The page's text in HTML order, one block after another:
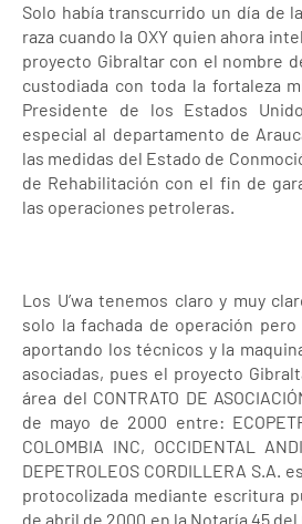
Solo había transcurrido un día de
raza cuando la OXY quien ahora
proyecto Gibraltar con el nombre
custodiada con toda la fortaleza
Presidente de los Estados
especial al departamento de
las medidas del Estado de
de Rehabilitación con el fin de
las operaciones petroleras.
Los U’wa tenemos claro y muy
solo la fachada de operación
aportando los técnicos y la
asociadas, pues el proyecto
área del CONTRATO DE
de mayo de 2000 entre:
COLOMBIA INC, OCCIDENTAL
DEPETROLEOS CORDILLERA S.A.
protocolizada mediante escritura
de abril de 2000 en la Notaría 45